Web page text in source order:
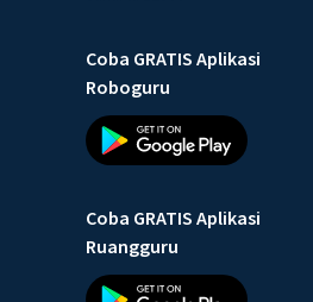
Coba GRATIS Aplikasi
Roboguru
Coba GRATIS Aplikasi
Ruangguru